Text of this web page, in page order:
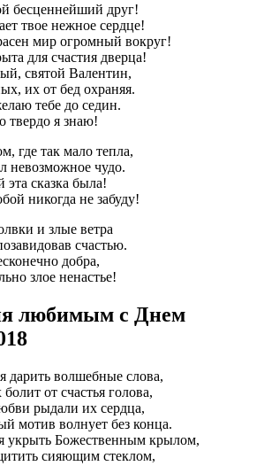
бесценнейший друг!
твое нежное сердце!
мир огромный вокруг!
для счастия дверца!
святой Валентин,
их от бед охраняя.
тебе до седин.
твердо я знаю!
где так мало тепла,
невозможное чудо.
эта сказка была!
никогда не забуду!
и злые ветра
счастью.
добра,
злое ненастье!
любимым с Днем
дарить волшебные слова,
от счастья голова,
рыдали их сердца,
мотив волнует без конца.
укрыть Божественным крылом,
сияющим стеклом,